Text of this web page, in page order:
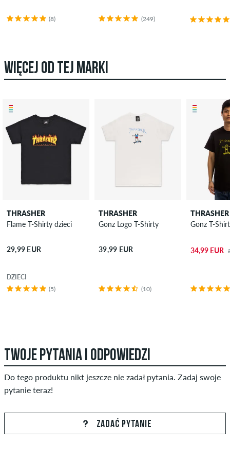
(8) (249)
WIĘCEJ OD TEJ MARKI
THRASHER
Flame T-Shirty dzieci
29,99 EUR
DZIECI
(5)
THRASHER
Gonz Logo T-Shirty
39,99 EUR
(10)
THRASHER
Gonz T-
34,99 EUR
TWOJE PYTANIA I ODPOWIEDZI
Do tego produktu nikt jeszcze nie zadał pytania. Zadaj swoje
pytanie teraz!
ZADAĆ PYTANIE